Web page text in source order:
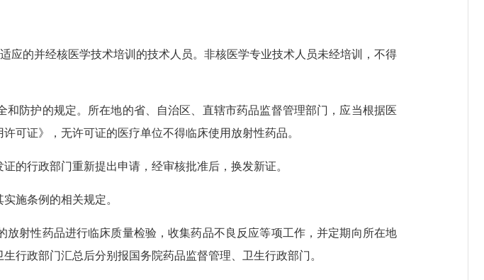
应的并经核医学技术培训的技术人员。非核医学专业技术人员未经培训，不得
防护的规定。所在地的省、自治区、直辖市药品监督管理部门，应当根据医
可证》，无许可证的医疗单位不得临床使用放射性药品。
的行政部门重新提出申请，经审核批准后，换发新证。
施条例的相关规定。
射性药品进行临床质量检验，收集药品不良反应等项工作，并定期向所在地
行政部门汇总后分别报国务院药品监督管理、卫生行政部门。